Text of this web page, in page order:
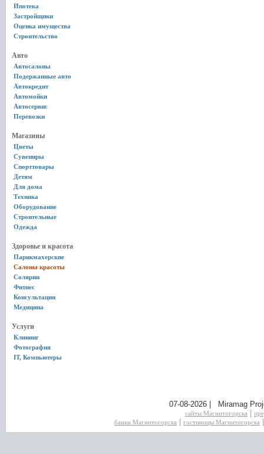
Ипотека
Застройщики
Оценка имущества
Строительство
Авто
Автосалоны
Подержанные авто
Автокредит
Автомойки
Автосервис
Перевозки
Магазины
Цветы
Сувениры
Спорттовары
Детям
Для дома
Техника
Оборудование
Строительные
Одежда
Здоровье и красота
Парикмахерские
Салоны красоты
Солярии
Фитнес
Консультации
Медицина
Услуги
Клининг
Фотография
IT, Компьютеры
07-08-2026 | Miramag
сайты Магнитогорска
банки Магнитогорска
гостиницы Магнитогорска